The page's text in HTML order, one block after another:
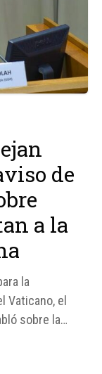
de
a la
la
Vaticano, el
sobre la
artificial (IA).